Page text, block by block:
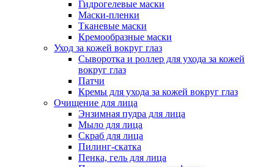
Гидрогелевые маски
Маски-пленки
Тканевые маски
Кремообразные маски
Уход за кожей вокруг глаз
Сыворотка и роллер для ухода за кожей
вокруг глаз
Патчи
Кремы для ухода за кожей вокруг глаз
Очищение для лица
Энзимная пудра для лица
Мыло для лица
Скраб для лица
Пилинг-скатка
Пенка, гель для лица